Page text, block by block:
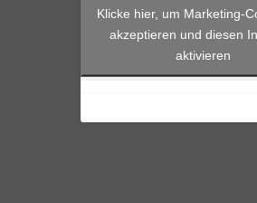
Klicke hier, um Marketing-
akzeptieren und diesen
aktivieren